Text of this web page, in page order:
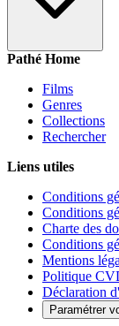
Pathé Home
Films
Genres
Collections
Rechercher
Liens utiles
Conditions
Conditions
Charte des
Conditions
Mentions
Politique
Déclaration
Paramétrer